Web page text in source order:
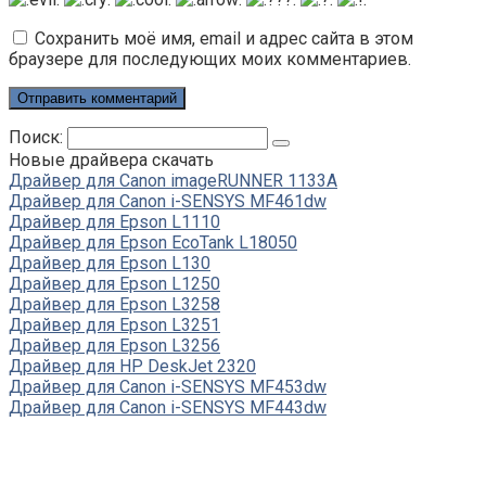
Сохранить моё имя, email и адрес сайта в этом
браузере для последующих моих комментариев.
Поиск:
Новые драйвера скачать
Драйвер для Canon imageRUNNER 1133A
Драйвер для Canon i-SENSYS MF461dw
Драйвер для Epson L1110
Драйвер для Epson EcoTank L18050
Драйвер для Epson L130
Драйвер для Epson L1250
Драйвер для Epson L3258
Драйвер для Epson L3251
Драйвер для Epson L3256
Драйвер для HP DeskJet 2320
Драйвер для Canon i-SENSYS MF453dw
Драйвер для Canon i-SENSYS MF443dw